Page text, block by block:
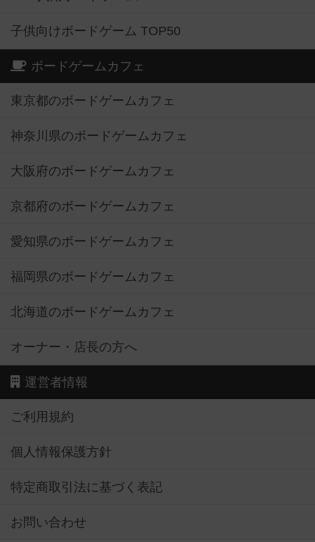
子供向けボードゲーム TOP50
ボードゲームカフェ
東京都のボードゲームカフェ
神奈川県のボードゲームカフェ
大阪府のボードゲームカフェ
京都府のボードゲームカフェ
愛知県のボードゲームカフェ
福岡県のボードゲームカフェ
北海道のボードゲームカフェ
オーナー・店長の方へ
運営者情報
ご利用規約
個人情報保護方針
特定商取引法に基づく表記
お問い合わせ